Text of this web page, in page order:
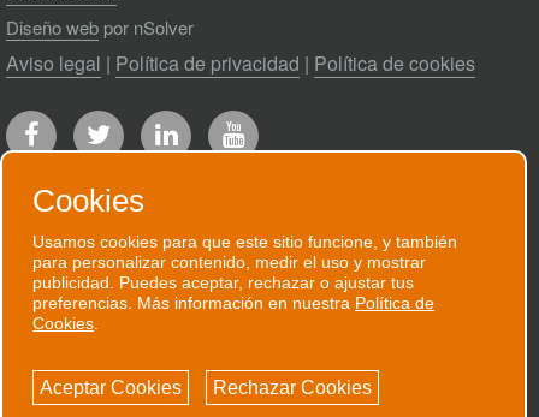
Diseño web por nSolver
Aviso legal | Política de privacidad | Política de cookies
RECIBE NUESTRO BOLETÍN
Te enviaremos un correo electrónico
SUSCRÍBETE AHORA!
Cookies
Usamos cookies para que este sitio funcione, y también
para personalizar contenido, medir el uso y mostrar
publicidad. Puedes aceptar, rechazar o ajustar tus
preferencias. Más información en nuestra Política de
Cookies
Aceptar Cookies Rechazar Cookies